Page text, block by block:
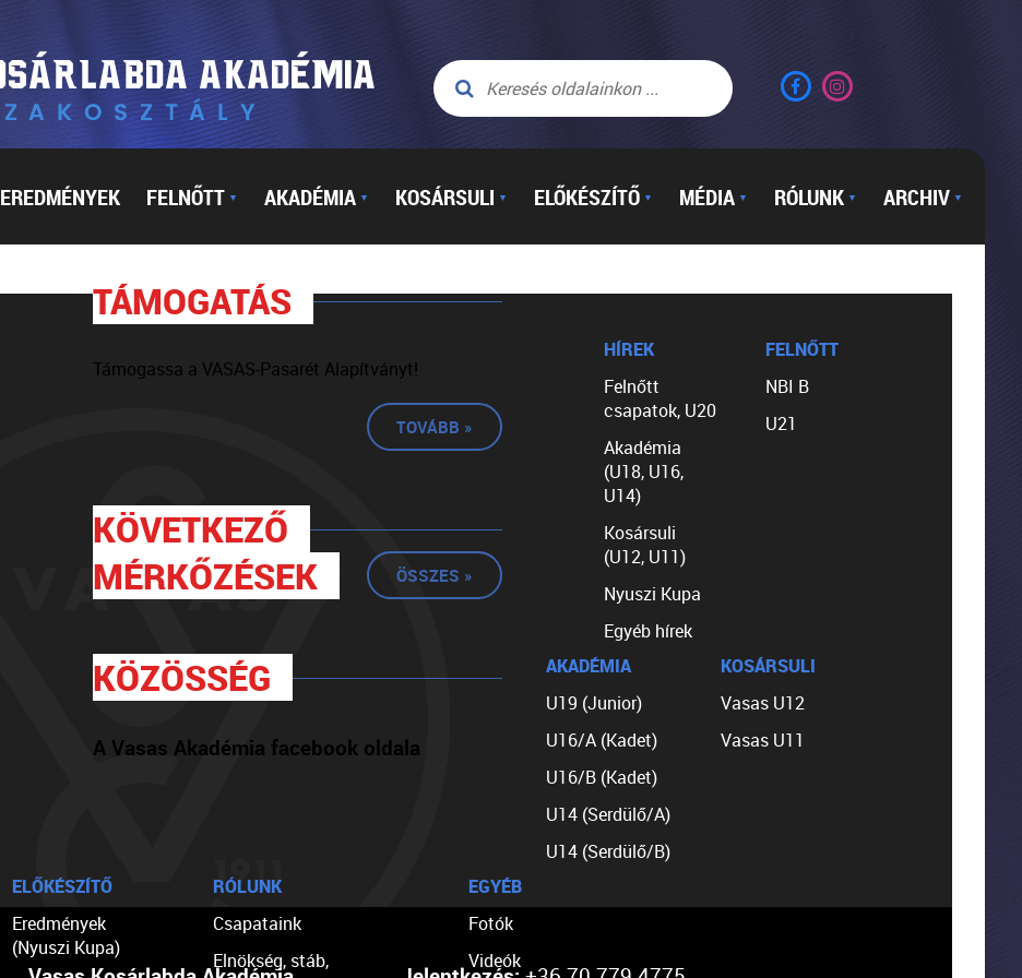
EREDMÉNYEK FELNŐTT ▼ AKADÉMIA ▼ KOSÁRSULI ▼ ELŐKÉSZÍTŐ ▼ MÉDIA ▼ RÓLUNK ▼ ARCHIV ▼
TÁMOGATÁS
Támogassa a VASAS-Pasarét Alapítványt!
TOVÁBB »
KÖVETKEZŐ
MÉRKŐZÉSEK
ÖSSZES »
KÖZÖSSÉG
A Vasas Akadémia facebook oldala
HÍREK
Felnőtt
csapatok, U20
Akadémia
(U18, U16,
U14)
Kosársuli
(U12, U11)
Nyuszi Kupa
Egyéb hírek
FELNŐTT
NBI B
U21
AKADÉMIA
U19 (Junior)
U16/A (Kadet)
U16/B (Kadet)
U14 (Serdülő/A)
U14 (Serdülő/B)
KOSÁRSULI
Vasas U12
Vasas U11
ELŐKÉSZÍTŐ
Eredmények
(Nyuszi Kupa)
RÓLUNK
Csapataink
Elnökség, stáb,
EGYÉB
Fotók
Videók